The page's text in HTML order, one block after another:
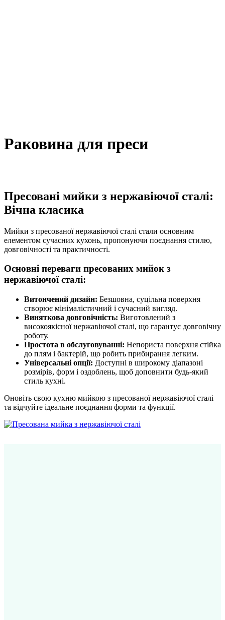
Раковина для преси
Пресовані мийки з нержавіючої сталі:
Вічна класика
Мийки з пресованої нержавіючої сталі стали основним
елементом сучасних кухонь, пропонуючи поєднання стилю,
довговічності та практичності.
Основні переваги пресованих мийок з
нержавіючої сталі:
Витончений дизайн: Безшовна, суцільна поверхня
створює мінімалістичний і сучасний вигляд.
Виняткова довговічність: Виготовлений з
високоякісної нержавіючої сталі, що гарантує довговічну
роботу.
Простота в обслуговуванні: Непориста поверхня стійка
до плям і бактерій, що робить прибирання легким.
Універсальні опції: Доступні в широкому діапазоні
розмірів, форм і оздоблень, щоб доповнити будь-який
стиль кухні.
Оновіть свою кухню мийкою з пресованої нержавіючої сталі
та відчуйте ідеальне поєднання форми та функції.